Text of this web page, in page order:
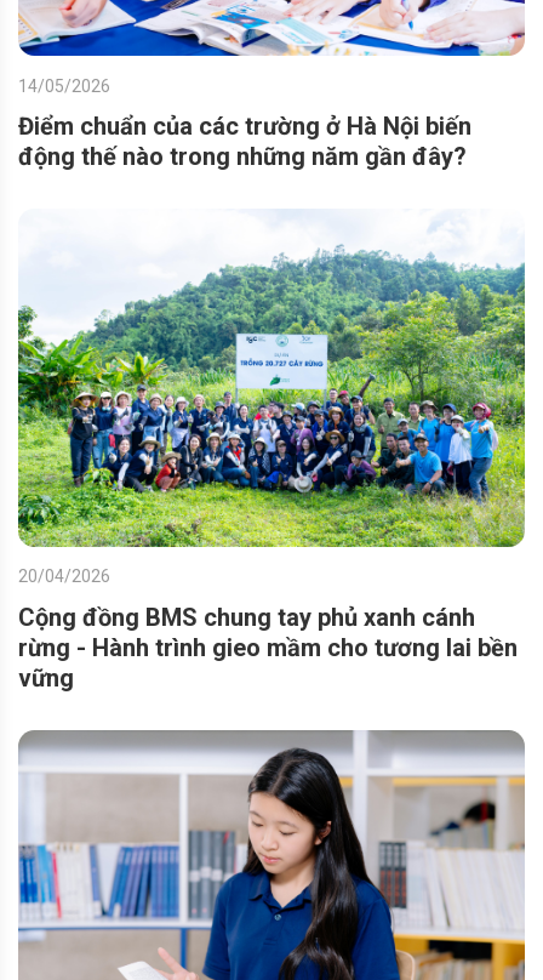
14/05/2026
Điểm chuẩn của các trường ở Hà Nội biến
động thế nào trong những năm gần đây?
20/04/2026
Cộng đồng BMS chung tay phủ xanh cánh
rừng - Hành trình gieo mầm cho tương lai bền
vững